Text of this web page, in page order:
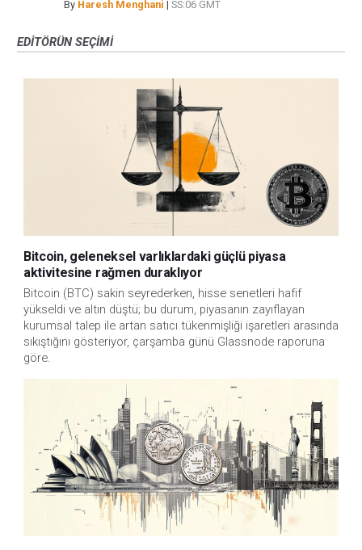
By Haresh Menghani | SS:06 GMT
EDITÖRÜN SEÇIMI
Bitcoin, geleneksel varlıklardaki güçlü piyasa
aktivitesine rağmen duraklıyor
Bitcoin (BTC) sakin seyrederken, hisse senetleri hafif
yükseldi ve altın düştü; bu durum, piyasanın zayıflayan
kurumsal talep ile artan satıcı tükenmişliği işaretleri arasında
sıkıştığını gösteriyor, çarşamba günü Glassnode raporuna
göre.